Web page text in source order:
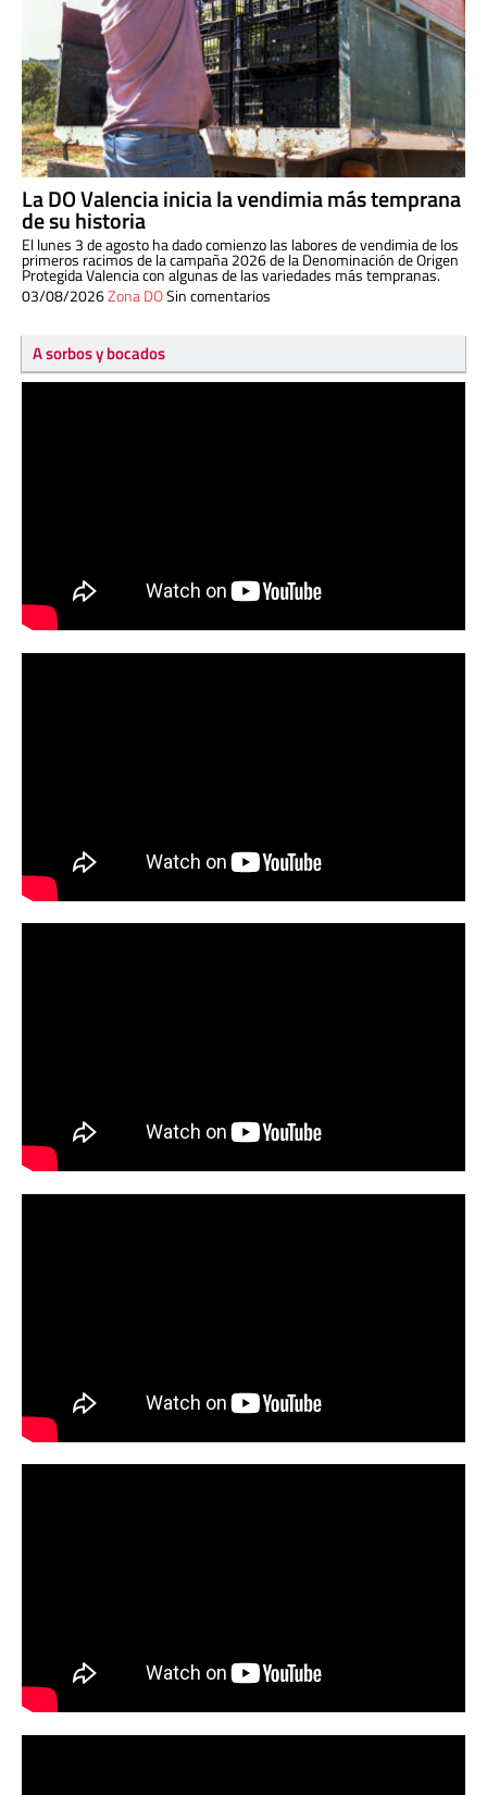
La DO Valencia inicia la vendimia más temprana
de su historia
El lunes 3 de agosto ha dado comienzo las labores de vendimia de los
primeros racimos de la campaña 2026 de la Denominación de Origen
Protegida Valencia con algunas de las variedades más tempranas.
03/08/2026Zona DOSin comentarios
A sorbos y bocados